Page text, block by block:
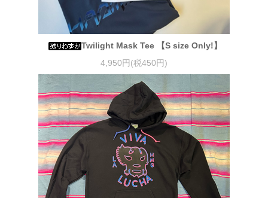
Twilight Mask Tee 【S size Only!】
4,950円(税450円)